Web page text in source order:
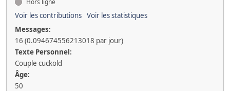
Voir les contributions Voir les statistiques
Messages:
16 (0.094674556213018 par jour)
Texte Personnel:
Couple cuckold
Âge:
50